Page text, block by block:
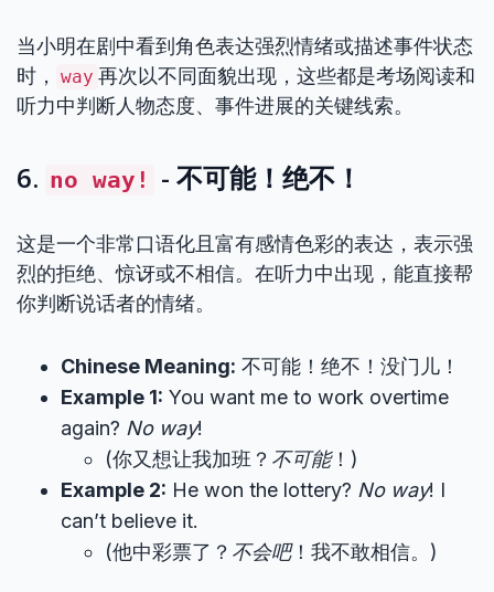
当小明在剧中看到角色表达强烈情绪或描述事件状态
时， way 再次以不同面貌出现，这些都是考场阅读和
听力中判断人物态度、事件进展的关键线索。
6. no way! - 不可能！绝不！
这是一个非常口语化且富有感情色彩的表达，表示强
烈的拒绝、惊讶或不相信。在听力中出现，能直接帮
你判断说话者的情绪。
Chinese Meaning: 不可能！绝不！没门儿！
Example 1: You want me to work overtime
again? No way!
(你又想让我加班？ 不可能！)
Example 2: He won the lottery? No way! I
can’t believe it.
(他中彩票了？ 不会吧！我不敢相信。)